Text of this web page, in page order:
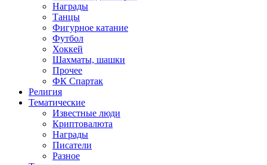
Награды
Танцы
Фигурное катание
Футбол
Хоккей
Шахматы, шашки
Прочее
ФК Спартак
Религия
Тематические
Известные люди
Криптовалюта
Награды
Писатели
Разное